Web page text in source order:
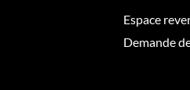
Espace
Demande